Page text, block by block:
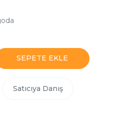
SEPETE EKLE
Satıcıya Danış